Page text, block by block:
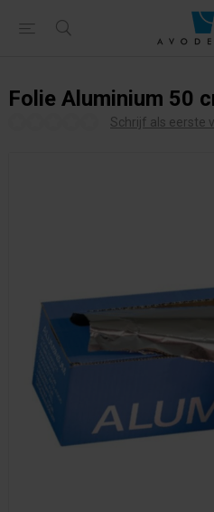
Folie Aluminium 50
Schrijf als eerste